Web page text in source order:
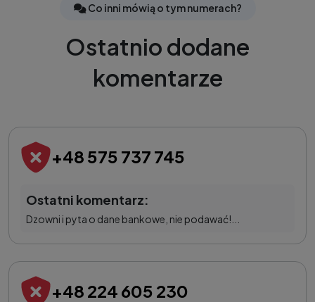
Co inni mówią o tym numerach?
Ostatnio dodane
komentarze
+48 575 737 745
Ostatni komentarz:
Dzowni i pyta o dane bankowe, nie podawać!...
+48 224 605 230